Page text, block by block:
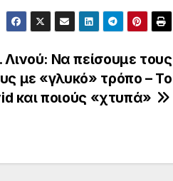
Λινού: Να πείσουμε τους
με «γλυκό» τρόπο – Το
και ποιούς «χτυπά»